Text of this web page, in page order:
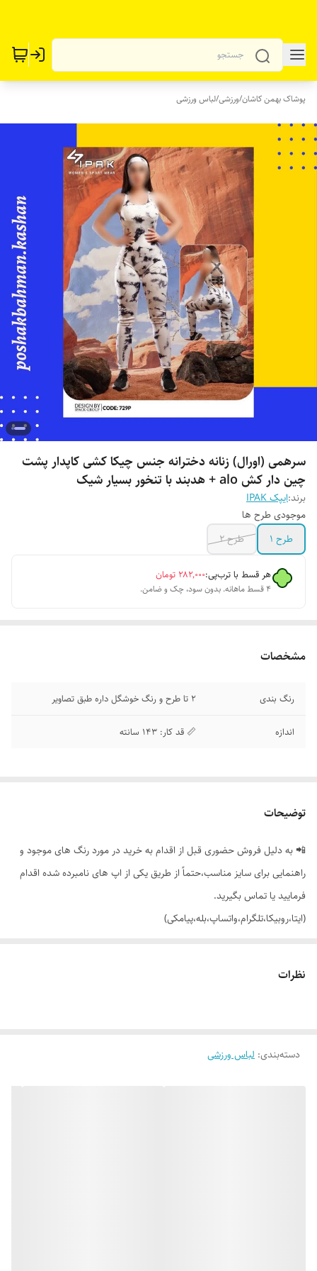
پوشاک بهمن کاشان/ورزشی/لباس ورزشی
سرهمی (اورال) زنانه دخترانه جنس چیکا کشی کاپدار پشت
چین دار کش alo + هدبند با تنخور بسیار شیک
برند:ایپک IPAK
موجودی طرح ها
طرح 1
طرح 2
هر قسط با ترب‌پی:۲۸۲٬۰۰۰ تومان
۴ قسط ماهانه. بدون سود، چک و ضامن.
مشخصات
رنگ بندی 2 تا طرح و رنگ خوشگل داره طبق تصاویر
اندازه 📏 قد کار: 143 سانته
توضیحات
📲 به دلیل فروش حضوری قبل از اقدام به خرید در مورد رنگ های موجود و
راهنمایی برای سایز مناسب،حتماً از طریق یکی از اپ های نامبرده شده اقدام
فرمایید یا تماس بگیرید.
(ایتا،روبیکا،تلگرام،واتساپ،بله،پیامکی)
IPAK با تنخور بسیار شیک
نظرات
دسته‌بندی: لباس ورزشی